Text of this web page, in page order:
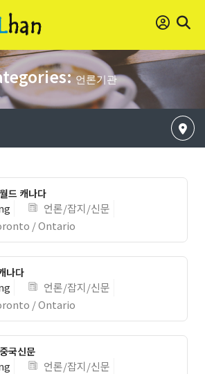
언론기관
드 캐나다
언론/잡지/신문
/ Ontario
나다
언론/잡지/신문
/ Ontario
국신문
언론/잡지/신문